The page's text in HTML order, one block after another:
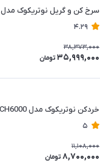
سرخ کن و گریل نوتریکوک مدل AFG960
4.29
38,373,000
35,999,000 تومان
خردکن نوتریکوک مدل CH6000
5
11,108,000
8,700,000 تومان